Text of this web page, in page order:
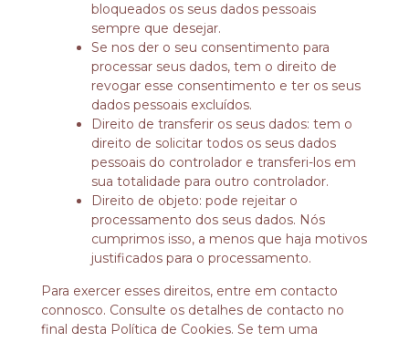
bloqueados os seus dados pessoais
sempre que desejar.
Se nos der o seu consentimento para
processar seus dados, tem o direito de
revogar esse consentimento e ter os seus
dados pessoais excluídos.
Direito de transferir os seus dados: tem o
direito de solicitar todos os seus dados
pessoais do controlador e transferi-los em
sua totalidade para outro controlador.
Direito de objeto: pode rejeitar o
processamento dos seus dados. Nós
cumprimos isso, a menos que haja motivos
justificados para o processamento.
Para exercer esses direitos, entre em contacto
connosco. Consulte os detalhes de contacto no
final desta Política de Cookies. Se tem uma